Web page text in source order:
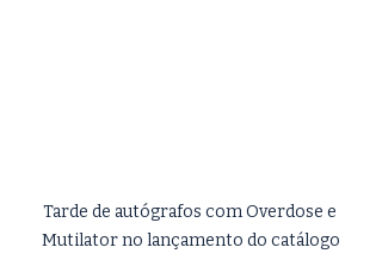
Tarde de autógrafos com Overdose e
Mutilator no lançamento do catálogo